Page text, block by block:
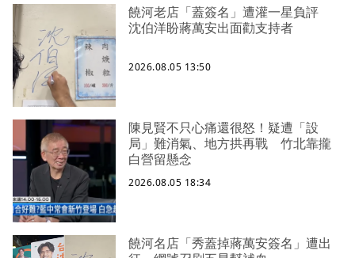
饒河老店「蓋簽名」遭灌一星負評
沈伯洋盼蔣萬安出面勸支持者
2026.08.05 13:50
陳見賢不只心痛還很怒！疑遭「設
局」難消氣、地方拱再戰 竹北靠攏
白營留懸念
2026.08.05 18:34
饒河名店「秀蓋掉蔣萬安簽名」遭出